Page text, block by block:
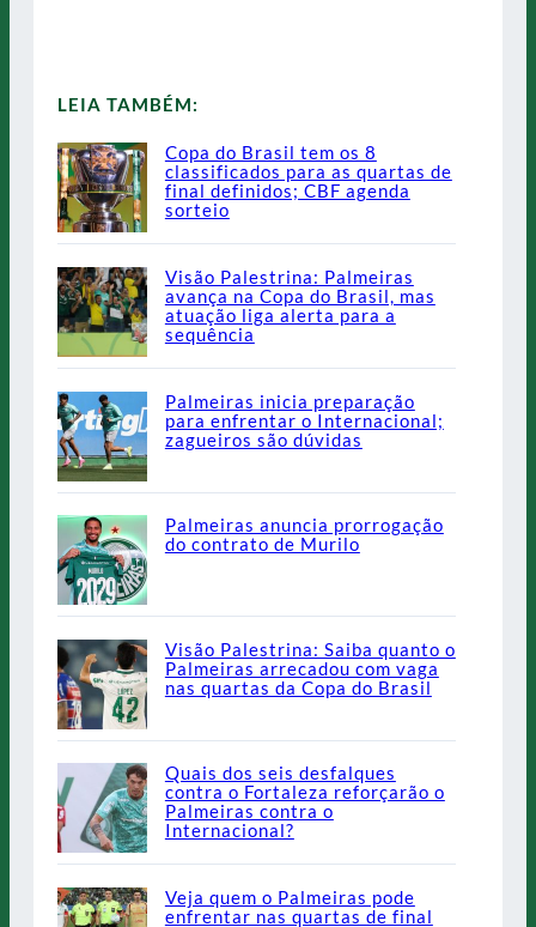
LEIA TAMBÉM:
Copa do Brasil tem os 8
classificados para as quartas de
final definidos; CBF agenda
sorteio
Visão Palestrina: Palmeiras
avança na Copa do Brasil, mas
atuação liga alerta para a
sequência
Palmeiras inicia preparação
para enfrentar o Internacional;
zagueiros são dúvidas
Palmeiras anuncia prorrogação
do contrato de Murilo
Visão Palestrina: Saiba quanto o
Palmeiras arrecadou com vaga
nas quartas da Copa do Brasil
Quais dos seis desfalques
contra o Fortaleza reforçarão o
Palmeiras contra o
Internacional?
Veja quem o Palmeiras pode
enfrentar nas quartas de final